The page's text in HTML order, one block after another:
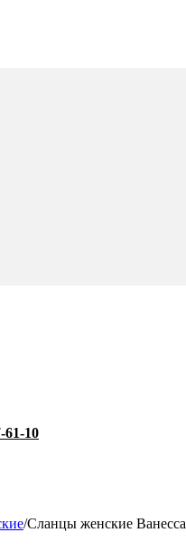
61-10
/Сланцы женские Ванесса